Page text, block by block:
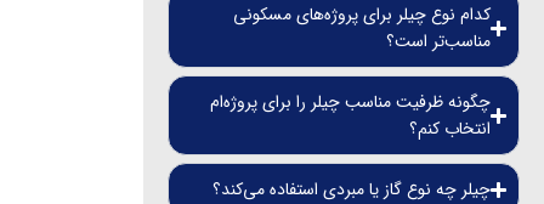
کدام نوع چیلر برای پروژه‌های مسکونی
مناسب‌تر است؟
چگونه ظرفیت مناسب چیلر را برای پروژه‌ام
انتخاب کنم؟
چیلر چه نوع گاز یا مبردی استفاده می‌کند؟